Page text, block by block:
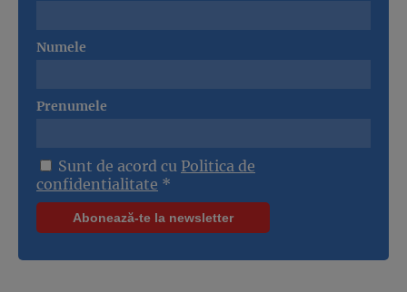
Numele
Prenumele
Sunt de acord cu Politica de
confidentialitate *